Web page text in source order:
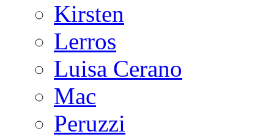
Kirsten
Lerros
Luisa Cerano
Mac
Peruzzi